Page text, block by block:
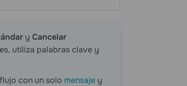
y Cancelar
utiliza palabras clave y
con un solo mensaje y